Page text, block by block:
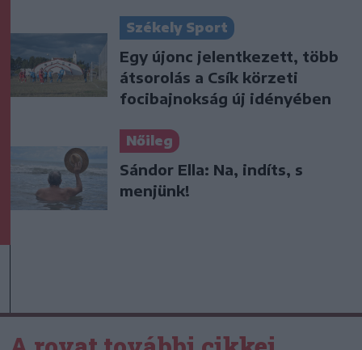
Székely Sport
Egy újonc jelentkezett, több
átsorolás a Csík körzeti
focibajnokság új idényében
Nőileg
Sándor Ella: Na, indíts, s
menjünk!